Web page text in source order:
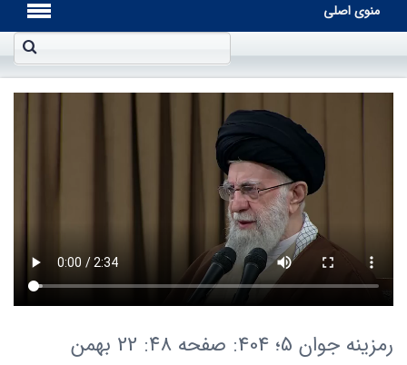
منوی اصلی
رمزینه جوان 5؛ 404: صفحه ۴۸: 22 بهمن